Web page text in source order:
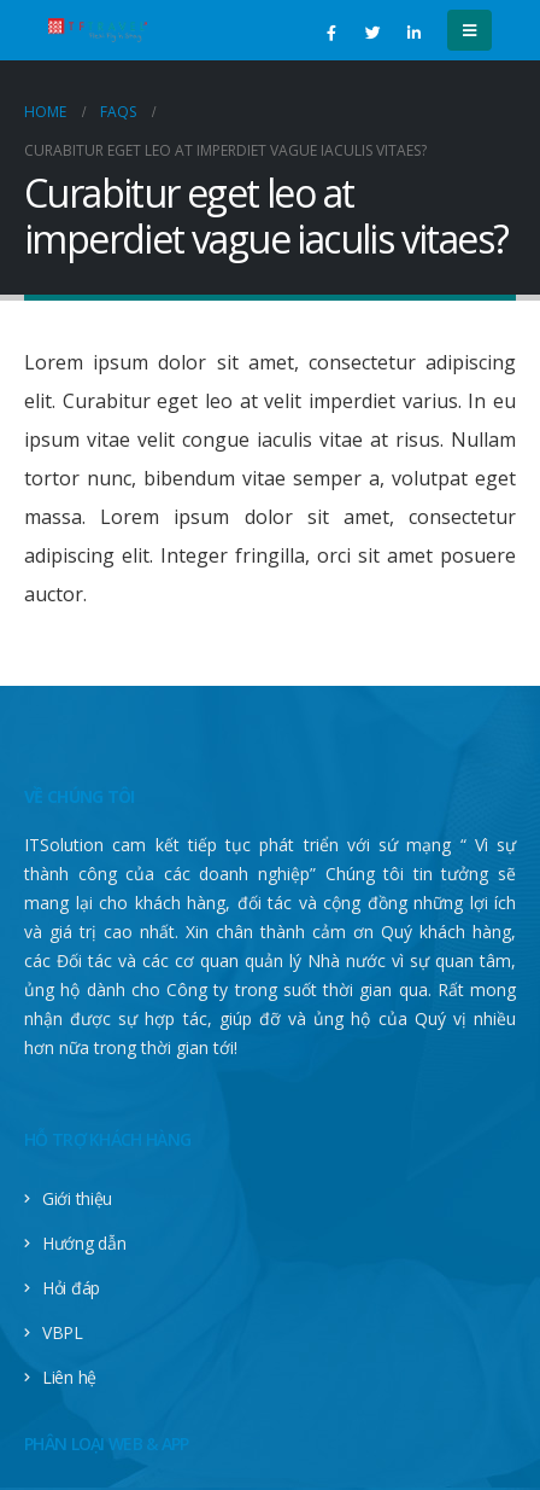
HOME
FAQS
CURABITUR EGET LEO AT IMPERDIET VAGUE IACULIS VITAES?
Curabitur eget leo at
imperdiet vague iaculis vitaes?
Lorem ipsum dolor sit amet, consectetur adipiscing
elit. Curabitur eget leo at velit imperdiet varius. In eu
ipsum vitae velit congue iaculis vitae at risus. Nullam
tortor nunc, bibendum vitae semper a, volutpat eget
massa. Lorem ipsum dolor sit amet, consectetur
adipiscing elit. Integer fringilla, orci sit amet posuere
auctor.
VỀ CHÚNG TÔI
ITSolution cam kết tiếp tục phát triển với sứ mạng “ Vì sự
thành công của các doanh nghiệp” Chúng tôi tin tưởng sẽ
mang lại cho khách hàng, đối tác và cộng đồng những lợi ích
và giá trị cao nhất. Xin chân thành cảm ơn Quý khách hàng,
các Đối tác và các cơ quan quản lý Nhà nước vì sự quan tâm,
ủng hộ dành cho Công ty trong suốt thời gian qua. Rất mong
nhận được sự hợp tác, giúp đỡ và ủng hộ của Quý vị nhiều
hơn nữa trong thời gian tới!
HỖ TRỢ KHÁCH HÀNG
Giới thiệu
Hướng dẫn
Hỏi đáp
VBPL
Liên hệ
PHÂN LOẠI WEB & APP